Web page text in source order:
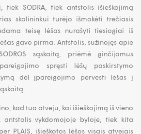
tiek SODRA, tiek antstolis išieškojimą
skolininkui turėjo išmokėti trečiasis
teisę lėšas nurašyti tiesiogiai iš
gavo pirma. Antstolis, sužinojęs apie
sąskaitą, priėmė ginčijamus
spręsti lėšų paskirstymo
dėl įpareigojimo pervesti lėšas į
kad tuo atveju, kai išieškojimą iš vieno
antstolis vykdomojoje byloje, tiek kita
PLAIS, išieškotos lėšos visais atvejais